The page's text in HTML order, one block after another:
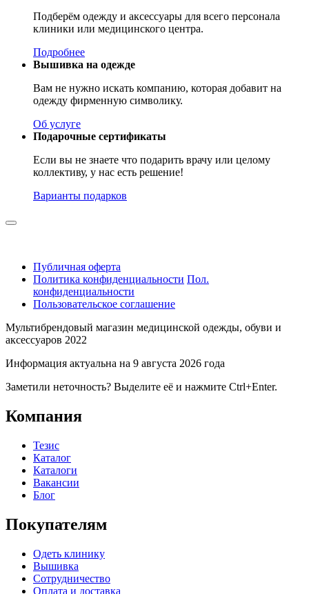
Подберём одежду и аксессуары для всего персонала
клиники или медицинского центра.
Подробнее
Вышивка на одежде
Вам не нужно искать компанию, которая добавит на
одежду фирменную символику.
Об услуге
Подарочные сертификаты
Если вы не знаете что подарить врачу или целому
коллективу, у нас есть решение!
Варианты подарков
Публичная оферта
Политика конфиденциальности Пол.
конфиденциальности
Пользовательское соглашение
Мультибрендовый магазин медицинской одежды, обуви и
аксессуаров 2022
Информация актуальна на 9 августа 2026 года
Заметили неточность? Выделите её и нажмите Ctrl+Enter.
Компания
Тезис
Каталог
Каталоги
Вакансии
Блог
Покупателям
Одеть клинику
Вышивка
Сотрудничество
Оплата и доставка